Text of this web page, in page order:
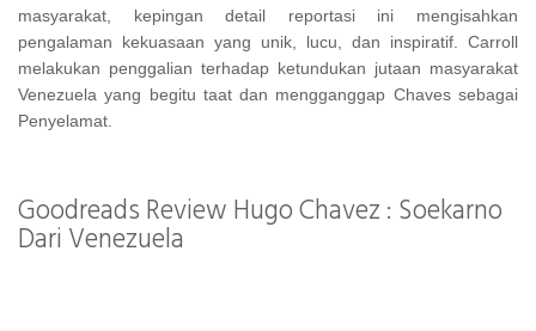
masyarakat, kepingan detail reportasi ini mengisahkan
pengalaman kekuasaan yang unik, lucu, dan inspiratif. Carroll
melakukan penggalian terhadap ketundukan jutaan masyarakat
Venezuela yang begitu taat dan mengganggap Chaves sebagai
Penyelamat.
Goodreads Review Hugo Chavez : Soekarno
Dari Venezuela